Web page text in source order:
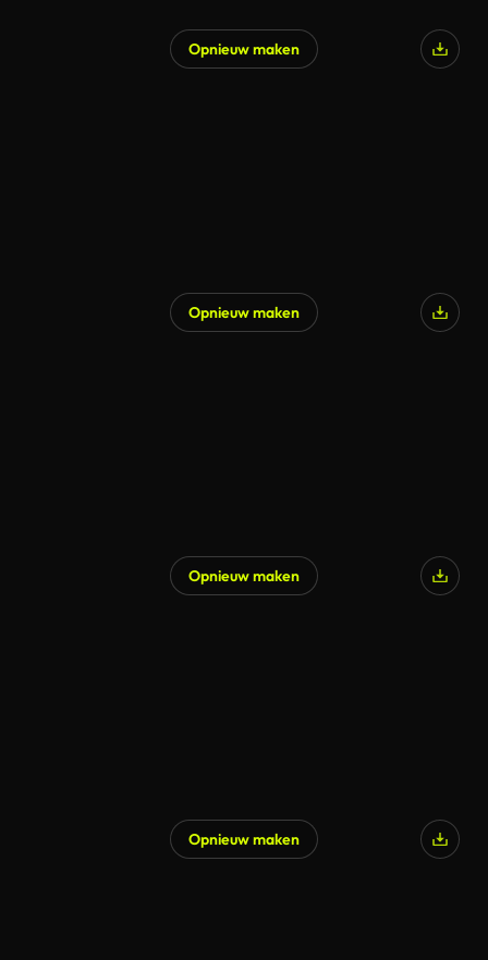
Opnieuw maken
Opnieuw maken
Opnieuw maken
Opnieuw maken